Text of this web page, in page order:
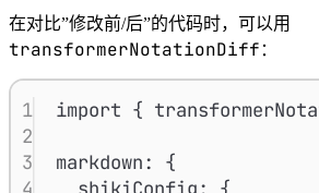
在对比”修改前/后”的代码时，可以用
transformerNotationDiff ：
1
import {
2
3
markdown: {